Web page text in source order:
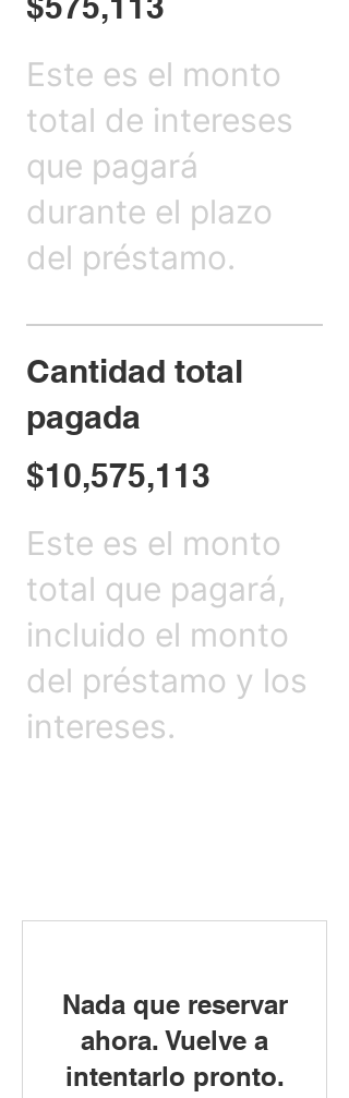
Este es el monto
total de intereses
que pagará
durante el plazo
del préstamo.
Cantidad total
pagada
$10,575,113
Este es el monto
total que pagará,
incluido el monto
del préstamo y los
intereses.
Nada que reservar
ahora. Vuelve a
intentarlo pronto.